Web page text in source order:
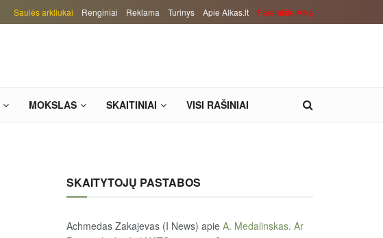
Saulės arkliukai Renginiai Reklama Turinys Apie Alkas.lt Paremkite Alką
MOKSLAS SKAITINIAI VISI RAŠINIAI
SKAITYTOJŲ PASTABOS
Achmedas Zakajevas (I News) apie A. Medalinskas. Ar